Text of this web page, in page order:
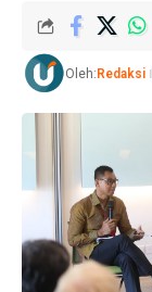
Oleh: Redaksi